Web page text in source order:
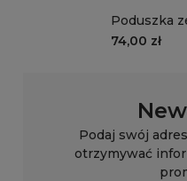
Poduszka
Insta dla
74,00 zł
Podaj swój
otrzymywać